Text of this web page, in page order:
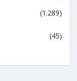
(1.289)
(45)